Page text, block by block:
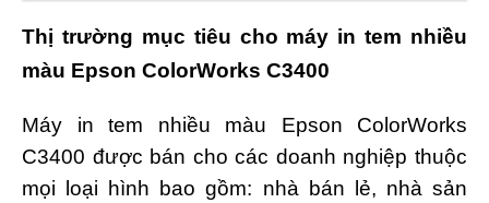
Thị trường mục tiêu cho máy in tem nhiều
màu Epson ColorWorks C3400
Máy in tem nhiều màu Epson ColorWorks
C3400 được bán cho các doanh nghiệp thuộc
mọi loại hình bao gồm: nhà bán lẻ, nhà sản